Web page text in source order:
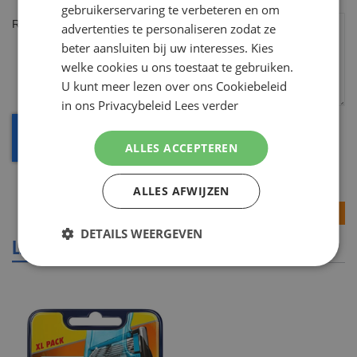
Review
LAATST BEKEKEN
gebruikerservaring te verbeteren en om
advertenties te personaliseren zodat ze
beter aansluiten bij uw interesses. Kies
welke cookies u ons toestaat te gebruiken.
U kunt meer lezen over ons Cookiebeleid
in ons Privacybeleid Lees verder
ALLES ACCEPTEREN
ALLES AFWIJZEN
DETAILS WEERGEVEN